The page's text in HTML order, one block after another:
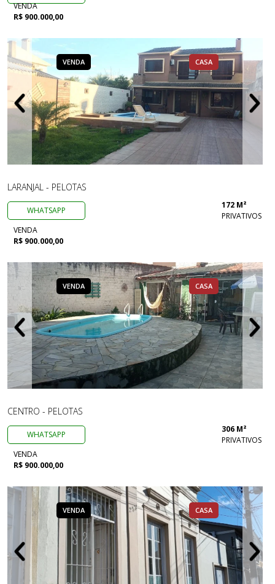
VENDA
R$ 900.000,00
VENDA CASA
LARANJAL - PELOTAS
WHATSAPP
172 M²
PRIVATIVOS
VENDA
R$ 900.000,00
VENDA CASA
CENTRO - PELOTAS
WHATSAPP
306 M²
PRIVATIVOS
VENDA
R$ 900.000,00
VENDA CASA